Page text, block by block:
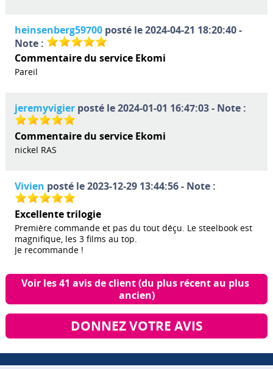
heinsenberg59700posté le 2024-04-21 18:20:40 -
Note :
Commentaire du service Ekomi
Pareil
jeremyvigierposté le 2024-01-01 16:47:03 - Note :
Commentaire du service Ekomi
nickel RAS
Vivien posté le 2023-12-29 13:44:56 - Note :
Excellente trilogie
Première commande et pas du tout déçu. Le steelbook est
magnifique, les 3 films au top.
Je recommande !
Voir les 41 avis de client (du plus récent au plus
ancien)
DONNEZ VOTRE AVIS